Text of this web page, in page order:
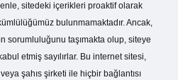
sitedeki içerikleri proaktif olarak
bulunmamaktadır. Ancak,
sorumluluğunu taşımakta olup, siteye
etmiş sayılırlar. Bu internet sitesi,
şahıs şirketi ile hiçbir bağlantısı